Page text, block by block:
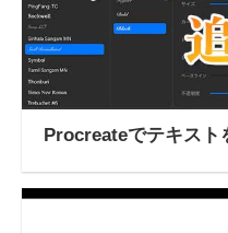
Procreateでテキスト